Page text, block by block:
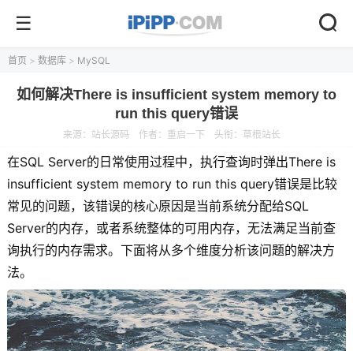
首页 > 数据库 > MySQL
如何解决There is insufficient system memory to
run this query错误
来源： 站长源码 作者：重启一下 头衔：草根站长
在SQL Server的日常使用过程中，执行查询时弹出There is
insufficient system memory to run this query错误是比较
常见的问题，该错误的核心原因是当前系统分配给SQL
Server的内存，或者系统整体的可用内存，无法满足当前查
询执行的内存需求。下面将从多个维度分析该问题的解决方
法。